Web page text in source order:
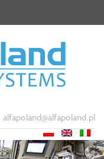
alfapoland@alfapoland.pl